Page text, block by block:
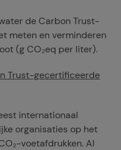
de Carbon Trust-
meten en verminderen
(g CO₂eq per liter).
Trust-gecertificeerde
internationaal
organisaties op het
voetafdrukken. Al